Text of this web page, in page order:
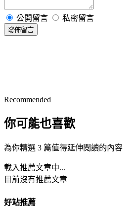
公開留言 私密留言
發佈留言
Recommended
你可能也喜歡
為你精選 3 篇值得延伸閱讀的內容
載入推薦文章中...
目前沒有推薦文章
好站推薦